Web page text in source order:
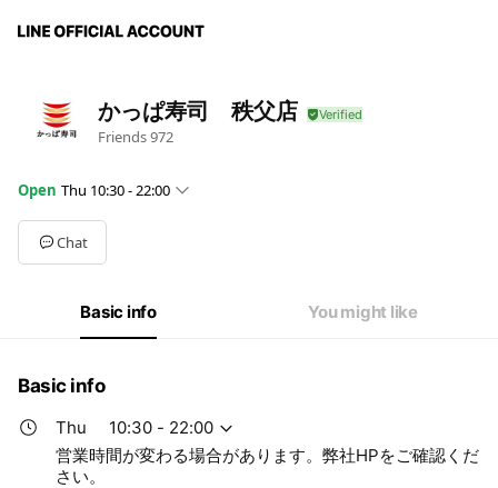
かっぱ寿司 秩父店
Friends972
Open Thu 10:30 - 22:00
Mon10:30 - 22:00
Tue10:30 - 22:00
Wed
10:30 - 22:00
10:30 - 23:00
10:00 - 23:00
10:00 - 23:00
Chat
Basic info You might like
Basic info
Thu
10:30 - 22:00
営業時間が変わる場合があります。弊社HPをご確認くだ
さい。